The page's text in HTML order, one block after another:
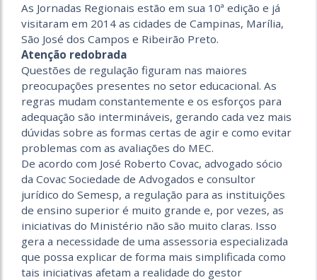
As Jornadas Regionais estão em sua 10ª edição e já
visitaram em 2014 as cidades de Campinas, Marília,
São José dos Campos e Ribeirão Preto.
Atenção redobrada
Questões de regulação figuram nas maiores
preocupações presentes no setor educacional. As
regras mudam constantemente e os esforços para
adequação são intermináveis, gerando cada vez mais
dúvidas sobre as formas certas de agir e como evitar
problemas com as avaliações do MEC.
De acordo com José Roberto Covac, advogado sócio
da Covac Sociedade de Advogados e consultor
jurídico do Semesp, a regulação para as instituições
de ensino superior é muito grande e, por vezes, as
iniciativas do Ministério não são muito claras. Isso
gera a necessidade de uma assessoria especializada
que possa explicar de forma mais simplificada como
tais iniciativas afetam a realidade do gestor